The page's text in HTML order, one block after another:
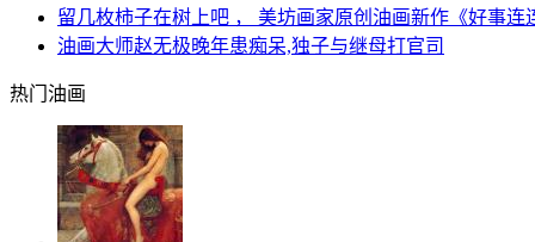
留几枚柿子在树上吧 ， 美坊画家原创油画新作《好事连
油画大师赵无极晚年患痴呆,独子与继母打官司
热门油画